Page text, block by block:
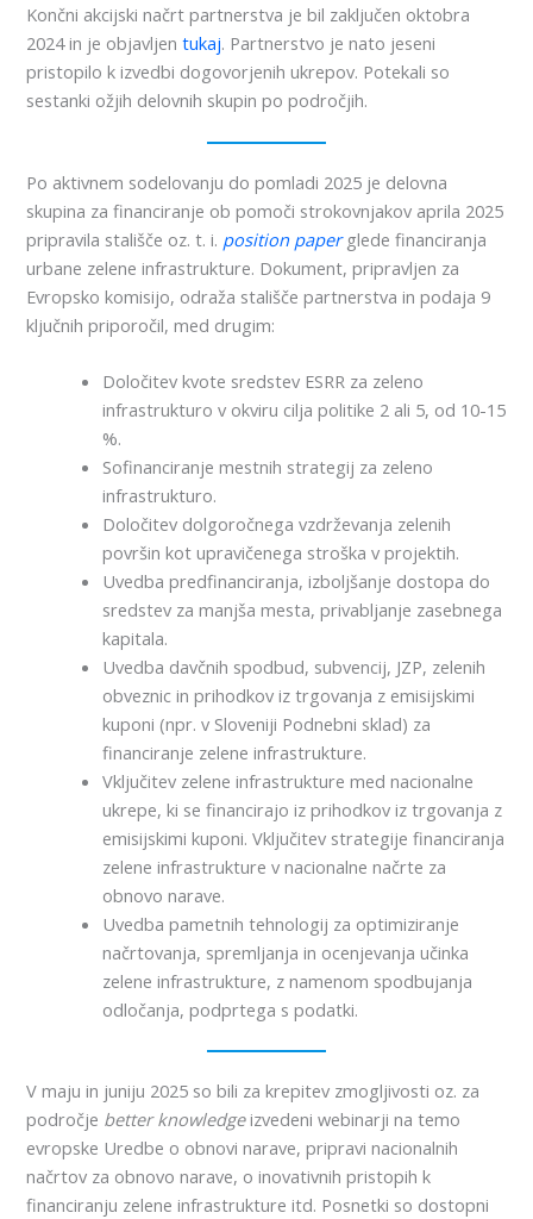
Končni akcijski načrt partnerstva je bil zaključen oktobra
2024 in je objavljentukaj. Partnerstvo je nato jeseni
pristopilo k izvedbi dogovorjenih ukrepov. Potekali so
sestanki ožjih delovnih skupin po področjih.
Po aktivnem sodelovanju do pomladi 2025 je delovna
skupina za financiranje ob pomoči strokovnjakov aprila 2025
pripravila stališče oz. t. i. position paperglede financiranja
urbane zelene infrastrukture. Dokument, pripravljen za
Evropsko komisijo, odraža stališče partnerstva in podaja 9
ključnih priporočil, med drugim:
Določitev kvote sredstev ESRR za zeleno
infrastrukturo v okviru cilja politike 2 ali 5, od 10-15
%.
Sofinanciranje mestnih strategij za zeleno
infrastrukturo.
Določitev dolgoročnega vzdrževanja zelenih
površin kot upravičenega stroška v projektih.
Uvedba predfinanciranja, izboljšanje dostopa do
sredstev za manjša mesta, privabljanje zasebnega
kapitala.
Uvedba davčnih spodbud, subvencij, JZP, zelenih
obveznic in prihodkov iz trgovanja z emisijskimi
kuponi (npr. v Sloveniji Podnebni sklad) za
financiranje zelene infrastrukture.
Vključitev zelene infrastrukture med nacionalne
ukrepe, ki se financirajo iz prihodkov iz trgovanja z
emisijskimi kuponi. Vključitev strategije financiranja
zelene infrastrukture v nacionalne načrte za
obnovo narave.
Uvedba pametnih tehnologij za optimiziranje
načrtovanja, spremljanja in ocenjevanja učinka
zelene infrastrukture, z namenom spodbujanja
odločanja, podprtega s podatki.
V maju in juniju 2025 so bili za krepitev zmogljivosti oz. za
področje better knowledgeizvedeni webinarji na temo
evropske Uredbe o obnovi narave, pripravi nacionalnih
načrtov za obnovo narave, o inovativnih pristopih k
financiranju zelene infrastrukture itd. Posnetki so dostopni